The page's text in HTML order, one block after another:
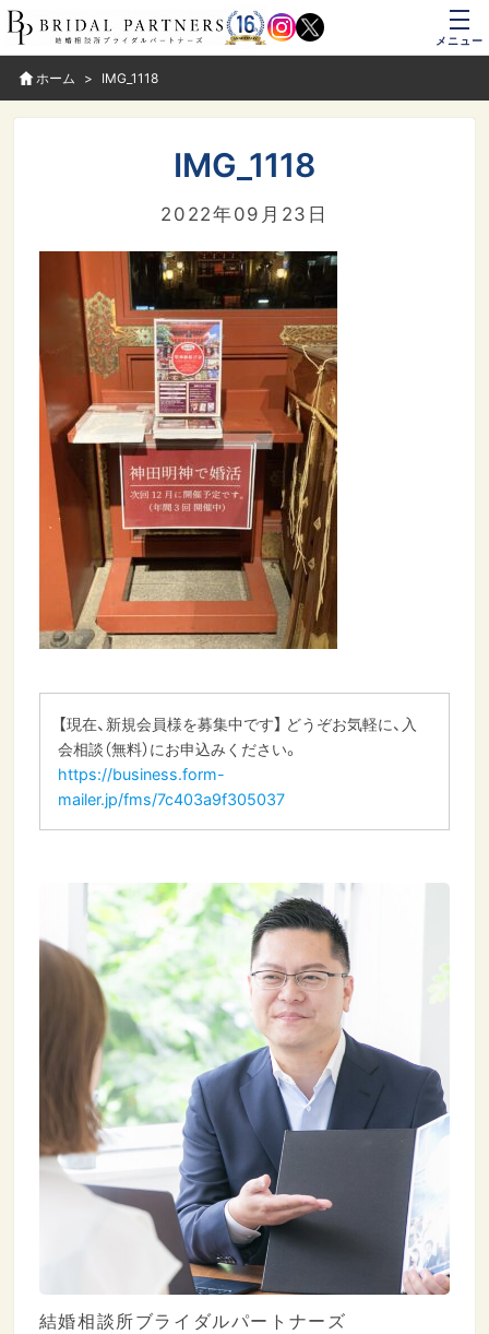
メニュー
ホーム IMG_1118
IMG_1118
2022年09月23日
【現在、新規会員様を募集中です】 どうぞお気軽に、入
会相談（無料）にお申込みください。
https://business.form-
mailer.jp/fms/7c403a9f305037
結婚相談所ブライダルパートナーズ